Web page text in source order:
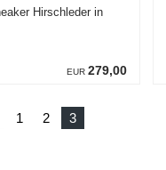
EUR 279,00
Hirschleder in
1 2 3